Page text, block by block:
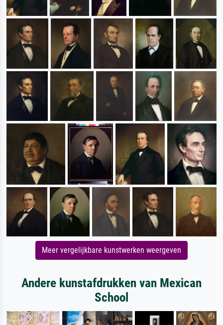
Meer vergelijkbare kunstwerken weergeven
Andere kunstafdrukken van Mexican
School